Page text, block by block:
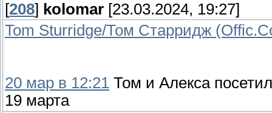
[208] kolomar [23.03.2024, 19:27]
Tom Sturridge/Том Старридж
20 мар в 12:21 Том и Алекса
19 марта